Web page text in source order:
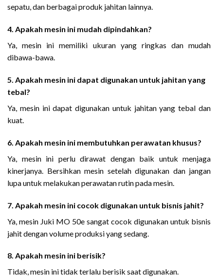
sepatu, dan berbagai produk jahitan lainnya.
4. Apakah mesin ini mudah dipindahkan?
Ya, mesin ini memiliki ukuran yang ringkas dan mudah
dibawa-bawa.
5. Apakah mesin ini dapat digunakan untuk jahitan yang
tebal?
Ya, mesin ini dapat digunakan untuk jahitan yang tebal dan
kuat.
6. Apakah mesin ini membutuhkan perawatan khusus?
Ya, mesin ini perlu dirawat dengan baik untuk menjaga
kinerjanya. Bersihkan mesin setelah digunakan dan jangan
lupa untuk melakukan perawatan rutin pada mesin.
7. Apakah mesin ini cocok digunakan untuk bisnis jahit?
Ya, mesin Juki MO 50e sangat cocok digunakan untuk bisnis
jahit dengan volume produksi yang sedang.
8. Apakah mesin ini berisik?
Tidak, mesin ini tidak terlalu berisik saat digunakan.